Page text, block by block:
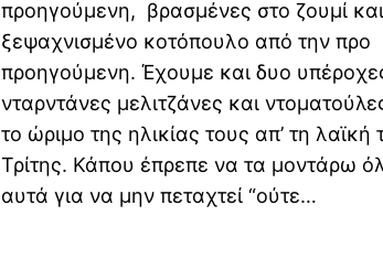
προηγούμενη, βρασμένες στο ζουμί
ξεψαχνισμένο κοτόπουλο από την προ
προηγούμενη. Έχουμε και δυο
νταρντάνες μελιτζάνες και
το ώριμο της ηλικίας τους απ’ τη λαϊκή
Τρίτης. Κάπου έπρεπε να τα μοντάρω
αυτά για να μην πεταχτεί “ούτε…